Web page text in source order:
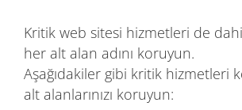
Kritik web sitesi hizmetleri de
her alt alan adını koruyun.
Aşağıdakiler gibi kritik hizmetleri
alt alanlarınızı koruyun: